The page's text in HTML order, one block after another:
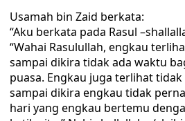
Usamah bin Zaid berkata:
“Aku berkata pada Rasul
“Wahai Rasulullah, engkau
sampai dikira tidak ada waktu
puasa. Engkau juga terlihat tidak
sampai dikira engkau tidak
hari yang engkau bertemu